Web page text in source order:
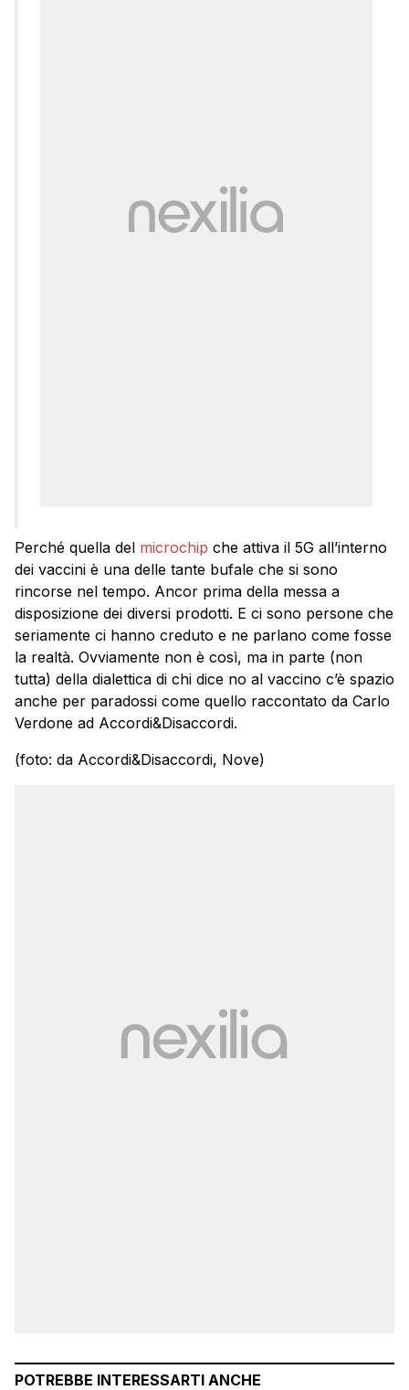
Perché quella del microchip che attiva il 5G all’interno
dei vaccini è una delle tante bufale che si sono
rincorse nel tempo. Ancor prima della messa a
disposizione dei diversi prodotti. E ci sono persone che
seriamente ci hanno creduto e ne parlano come fosse
la realtà. Ovviamente non è così, ma in parte (non
tutta) della dialettica di chi dice no al vaccino c’è spazio
anche per paradossi come quello raccontato da Carlo
Verdone ad Accordi&Disaccordi.
(foto: da Accordi&Disaccordi, Nove)
POTREBBE INTERESSARTI ANCHE